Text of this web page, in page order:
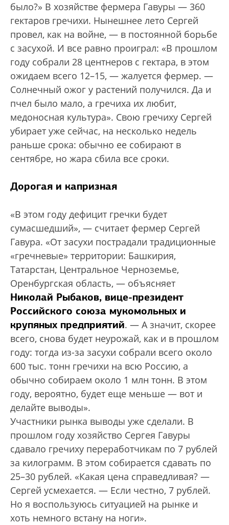
было?» В хозяйстве фермера Гавуры — 360
гектаров гречихи. Нынешнее лето Сергей
провел, как на войне, — в постоянной борьбе
с засухой. И все равно проиграл: «В прошлом
году собрали 28 центнеров с гектара, в этом
ожидаем всего 12–15, — жалуется фермер. —
Солнечный ожог у растений получился. Да и
пчел было мало, а гречиха их любит,
медоносная культура». Свою гречиху Сергей
убирает уже сейчас, на несколько недель
раньше срока: обычно ее собирают в
сентябре, но жара сбила все сроки.
Дорогая и капризная
«В этом году дефицит гречки будет
сумасшедший», — считает фермер Сергей
Гавура. «От засухи пострадали традиционные
«гречневые» территории: Башкирия,
Татарстан, Центральное Черноземье,
Оренбургская область, — объясняет
Николай Рыбаков, вице-президент
Российского союза мукомольных и
крупяных предприятий. — А значит, скорее
всего, снова будет неурожай, как и в прошлом
году: тогда из-за засухи собрали всего около
600 тыс. тонн гречихи на всю Россию, а
обычно собираем около 1 млн тонн. В этом
году, вероятно, будет еще меньше — вот и
делайте выводы».
Участники рынка выводы уже сделали. В
прошлом году хозяйство Сергея Гавуры
сдавало гречиху переработчикам по 7 рублей
за килограмм. В этом собирается сдавать по
25–30 рублей. «Какая цена справедливая? —
Сергей усмехается. — Если честно, 7 рублей.
Но я воспользуюсь ситуацией на рынке и
хоть немного встану на ноги».